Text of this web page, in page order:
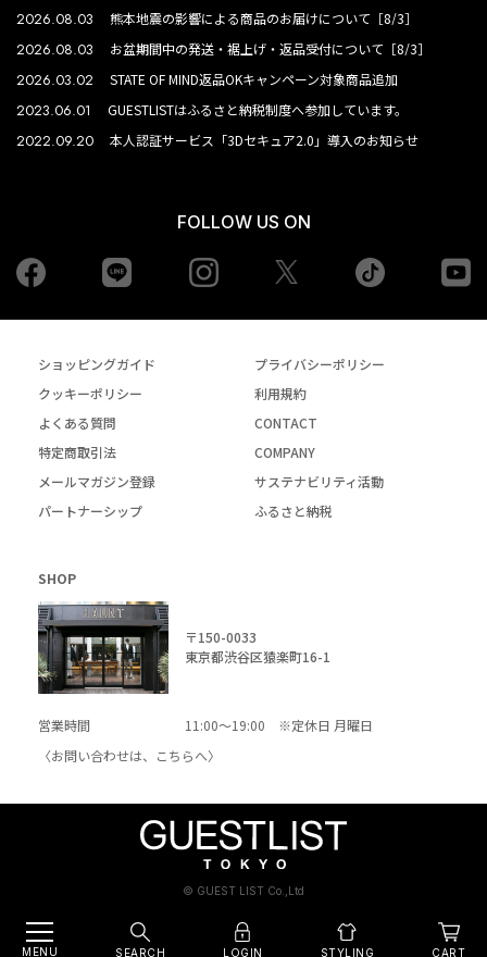
2026.08.03 熊本地震の影響による商品のお届けについて［8/3］
2026.08.03 お盆期間中の発送・裾上げ・返品受付について［8/3］
2026.03.02 STATE OF MIND返品OKキャンペーン対象商品追加
2023.06.01 GUESTLISTはふるさと納税制度へ参加しています。
2022.09.20 本人認証サービス「3Dセキュア2.0」導入のお知らせ
FOLLOW US ON
Facebook Instagram tiktok
ショッピングガイド
プライバシーポリシー
クッキーポリシー
利用規約
よくある質問
CONTACT
特定商取引法
COMPANY
メールマガジン登録
サステナビリティ活動
パートナーシップ
ふるさと納税
SHOP
〒150-0033
東京都渋谷区猿楽町16-1
営業時間
11:00～19:00 ※定休日 月曜日
〈お問い合わせは、
こちらへ〉
© GUEST LIST Co.,Ltd
MENU SEARCH LOGIN STYLING CART